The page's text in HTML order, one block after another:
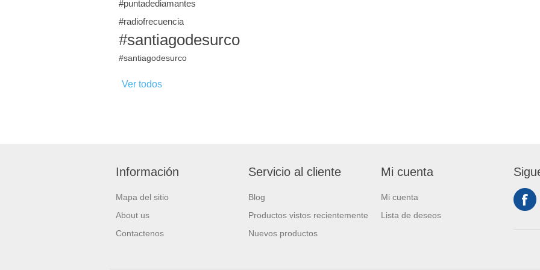
#puntadediamantes
#radiofrecuencia
#santiagodesurco
#santiagodesurco
Ver todos
Información
Mapa del sitio
About us
Contactenos
Servicio al cliente
Blog
Productos vistos recientemente
Nuevos productos
Mi cuenta
Mi cuenta
Lista de deseos